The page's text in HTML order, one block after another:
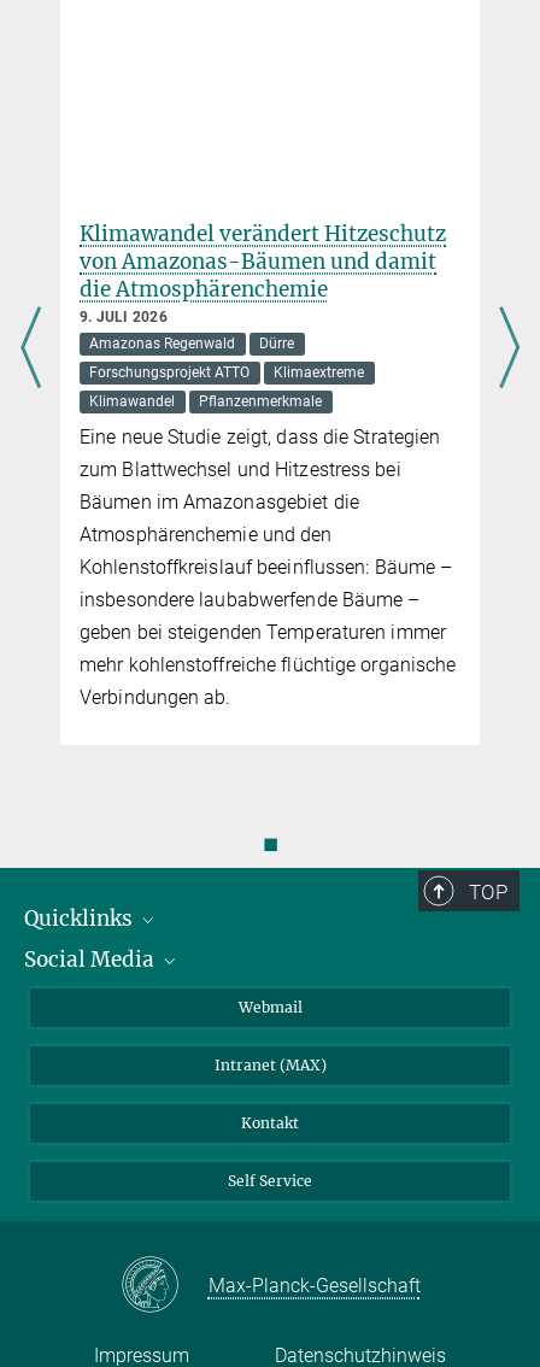
Klimawandel verändert Hitzeschutz
von Amazonas-Bäumen und damit
die Atmosphärenchemie
9. JULI 2026
Amazonas Regenwald
Dürre
Forschungsprojekt ATTO
Klimaextreme
Klimawandel
Pflanzenmerkmale
Eine neue Studie zeigt, dass die Strategien
zum Blattwechsel und Hitzestress bei
Bäumen im Amazonasgebiet die
Atmosphärenchemie und den
Kohlenstoffkreislauf beeinflussen: Bäume –
insbesondere laubabwerfende Bäume –
geben bei steigenden Temperaturen immer
mehr kohlenstoffreiche flüchtige organische
Verbindungen ab.
◼
TOP
Quicklinks
IMPRS Graduiertenschule
Wetterstation
Social Media
BlueSky
Webmail
Intranet (MAX)
Kontakt
Self Service
Max-Planck-Gesellschaft
Impressum Datenschutzhinweis